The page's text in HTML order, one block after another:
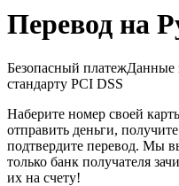
Перевод на
Безопасный платежДанные
стандарту PCI DSS
Наберите номер своей
отправить деньги,
подтвердите перевод. Мы
только банк получателя
их на счету!